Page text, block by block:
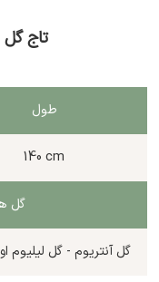
تاج
طول
140 cm
گل
گل آنتریوم - گل لیلیوم